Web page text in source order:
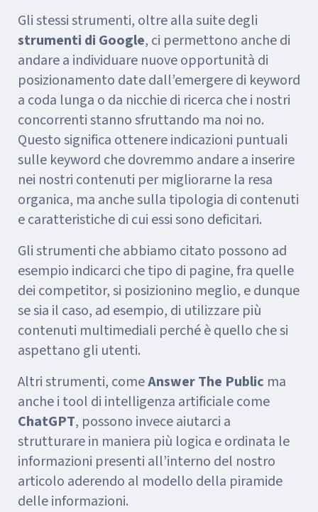
Gli stessi strumenti, oltre alla suite degli
strumenti di Google, ci permettono anche di
andare a individuare nuove opportunità di
posizionamento date dall’emergere di keyword
a coda lunga o da nicchie di ricerca che i nostri
concorrenti stanno sfruttando ma noi no.
Questo significa ottenere indicazioni puntuali
sulle keyword che dovremmo andare a inserire
nei nostri contenuti per migliorarne la resa
organica, ma anche sulla tipologia di contenuti
e caratteristiche di cui essi sono deficitari.
Gli strumenti che abbiamo citato possono ad
esempio indicarci che tipo di pagine, fra quelle
dei competitor, si posizionino meglio, e dunque
se sia il caso, ad esempio, di utilizzare più
contenuti multimediali perché è quello che si
aspettano gli utenti.
Altri strumenti, comeAnswer The Public ma
anche i tool di intelligenza artificiale come
ChatGPT, possono invece aiutarci a
strutturare in maniera più logica e ordinata le
informazioni presenti all’interno del nostro
articolo aderendo al modello della piramide
delle informazioni.